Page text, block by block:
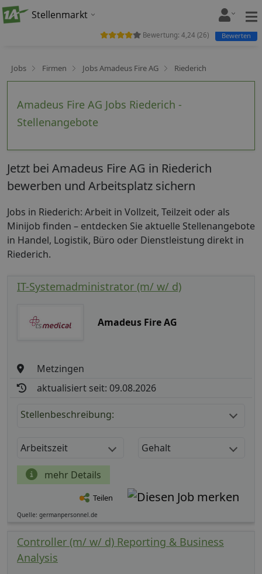
Stellenmarkt
Jobs Firmen Jobs Amadeus Fire AG Riederich
Amadeus Fire AG Jobs Riederich -
Stellenangebote
Bewertung: 4,24 (26) Bewerten
Jetzt bei Amadeus Fire AG in Riederich
bewerben und Arbeitsplatz sichern
Jobs in Riederich: Arbeit in Vollzeit, Teilzeit oder als
Minijob finden – entdecken Sie aktuelle Stellenangebote
in Handel, Logistik, Büro oder Dienstleistung direkt in
Riederich.
IT-Systemadministrator (m/ w/ d)
Amadeus Fire AG
Metzingen
aktualisiert seit: 09.08.2026
Stellenbeschreibung:
Arbeitszeit Gehalt
mehr Details
Teilen
Quelle: germanpersonnel.de
Controller (m/ w/ d) Reporting & Business
Analysis